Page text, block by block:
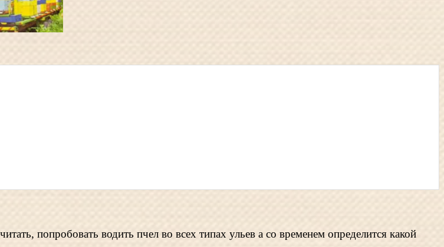
попробовать водить пчел во всех типах ульев а со временем определится какой